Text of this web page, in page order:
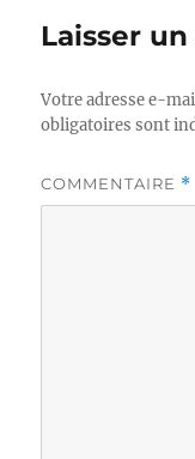
Laisser
Votre adresse e-
obligatoires sont
COMMENTAIRE *